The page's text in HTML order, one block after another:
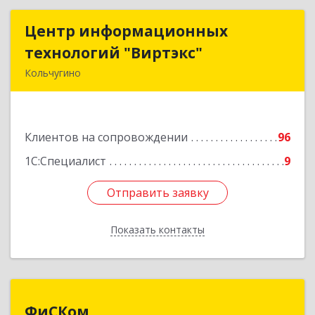
Центр информационных
технологий "Виртэкс"
Кольчугино
Клиентов на сопровождении
96
1С:Специалист
9
Отправить заявку
Показать контакты
Центр информационных
технологий "Виртэкс"
Подробнее
Отправить заявку
Назад